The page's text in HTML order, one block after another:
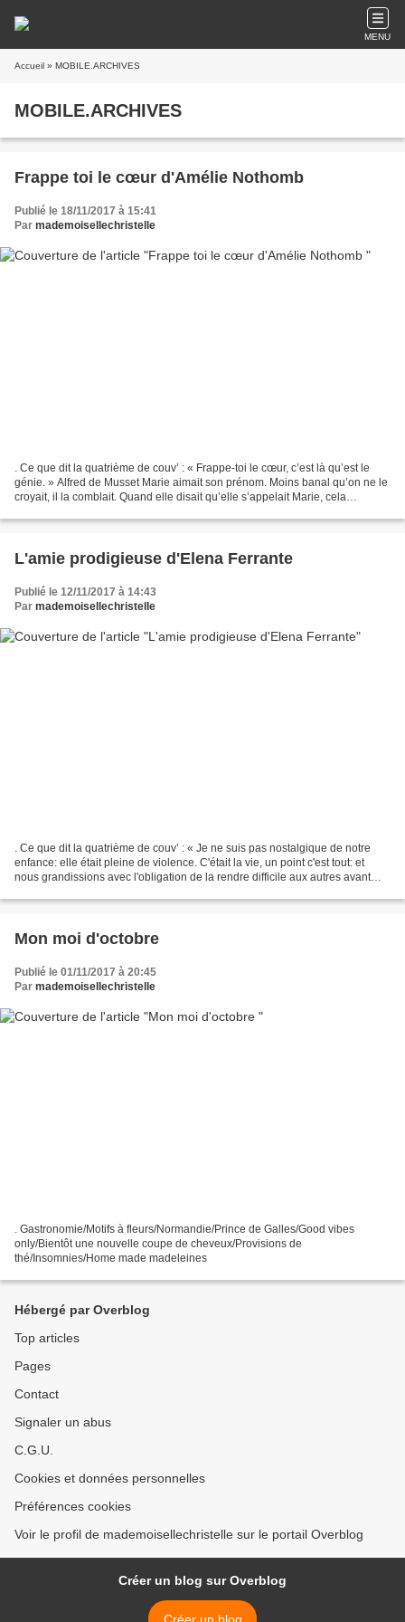
MENU
Accueil » MOBILE.ARCHIVES
MOBILE.ARCHIVES
Frappe toi le cœur d'Amélie Nothomb
Publié le 18/11/2017 à 15:41
Par mademoisellechristelle
. Ce que dit la quatrième de couv’ : « Frappe-toi le cœur, c’est là qu’est le
génie. » Alfred de Musset Marie aimait son prénom. Moins banal qu’on ne le
croyait, il la comblait. Quand elle disait qu’elle s’appelait Marie, cela
L'amie prodigieuse d'Elena Ferrante
Publié le 12/11/2017 à 14:43
Par mademoisellechristelle
. Ce que dit la quatrième de couv’ : « Je ne suis pas nostalgique de notre
enfance: elle était pleine de violence. C'était la vie, un point c'est tout: et
nous grandissions avec l'obligation de la rendre difficile aux autres avant
Mon moi d'octobre
Publié le 01/11/2017 à 20:45
Par mademoisellechristelle
. Gastronomie/Motifs à fleurs/Normandie/Prince de Galles/Good vibes
only/Bientôt une nouvelle coupe de cheveux/Provisions de
thé/Insomnies/Home made madeleines
Hébergé par Overblog
Top articles
Pages
Contact
Signaler un abus
C.G.U.
Cookies et données personnelles
Préférences cookies
Voir le profil de mademoisellechristelle sur le portail Overblog
Créer un blog sur Overblog